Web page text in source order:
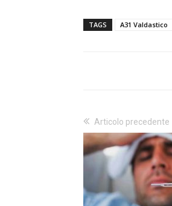
TAGS A31 Valdastico
Articolo precedente